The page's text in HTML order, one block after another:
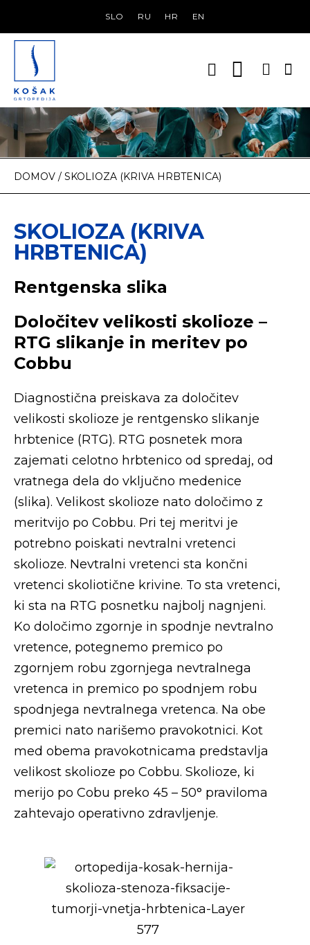
SLO RU HR EN
DOMOV / SKOLIOZA (KRIVA HRBTENICA)
SKOLIOZA (KRIVA
HRBTENICA)
Rentgenska slika
Določitev velikosti skolioze –
RTG slikanje in meritev po
Cobbu
Diagnostična preiskava za določitev
velikosti skolioze je rentgensko slikanje
hrbtenice (RTG). RTG posnetek mora
zajemati celotno hrbtenico od spredaj, od
vratnega dela do vključno medenice
(slika). Velikost skolioze nato določimo z
meritvijo po Cobbu. Pri tej meritvi je
potrebno poiskati nevtralni vretenci
skolioze. Nevtralni vretenci sta končni
vretenci skoliotične krivine. To sta vretenci,
ki sta na RTG posnetku najbolj nagnjeni.
Ko določimo zgornje in spodnje nevtralno
vretence, potegnemo premico po
zgornjem robu zgornjega nevtralnega
vretenca in premico po spodnjem robu
spodnjega nevtralnega vretenca. Na obe
premici nato narišemo pravokotnici. Kot
med obema pravokotnicama predstavlja
velikost skolioze po Cobbu. Skolioze, ki
merijo po Cobu preko 45 – 50° praviloma
zahtevajo operativno zdravljenje.